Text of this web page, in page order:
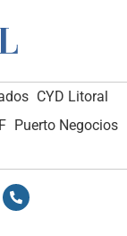
CYD Litoral
Puerto Negocios